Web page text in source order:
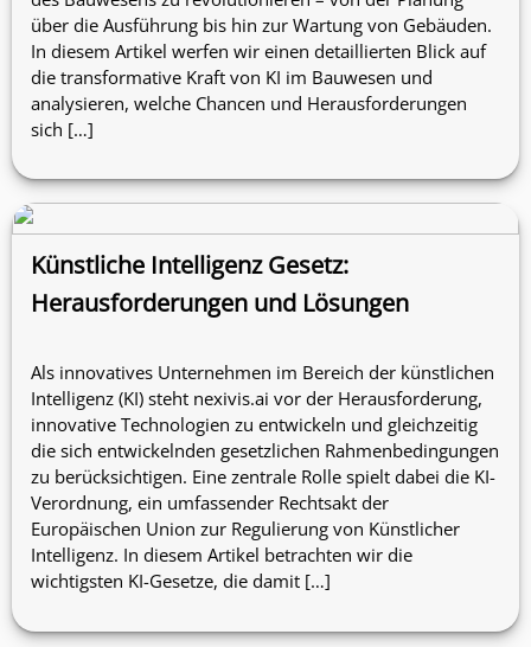
über die Ausführung bis hin zur Wartung von Gebäuden.
In diesem Artikel werfen wir einen detaillierten Blick auf
die transformative Kraft von KI im Bauwesen und
analysieren, welche Chancen und Herausforderungen
sich […]
Künstliche Intelligenz Gesetz:
Herausforderungen und Lösungen
Als innovatives Unternehmen im Bereich der künstlichen
Intelligenz (KI) steht nexivis.ai vor der Herausforderung,
innovative Technologien zu entwickeln und gleichzeitig
die sich entwickelnden gesetzlichen Rahmenbedingungen
zu berücksichtigen. Eine zentrale Rolle spielt dabei die KI-
Verordnung, ein umfassender Rechtsakt der
Europäischen Union zur Regulierung von Künstlicher
Intelligenz. In diesem Artikel betrachten wir die
wichtigsten KI-Gesetze, die damit […]